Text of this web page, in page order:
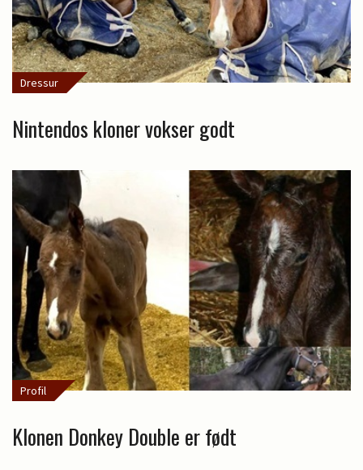
Dressur
Nintendos kloner vokser godt
Profil
Klonen Donkey Double er født